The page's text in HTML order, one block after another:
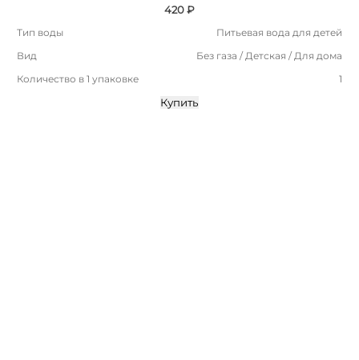
420 ₽
Тип воды
Питьевая вода для детей
Вид
Без газа / Детская / Для дома
Количество в 1 упаковке
1
Купить